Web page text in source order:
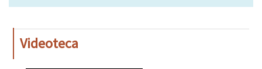
Videoteca